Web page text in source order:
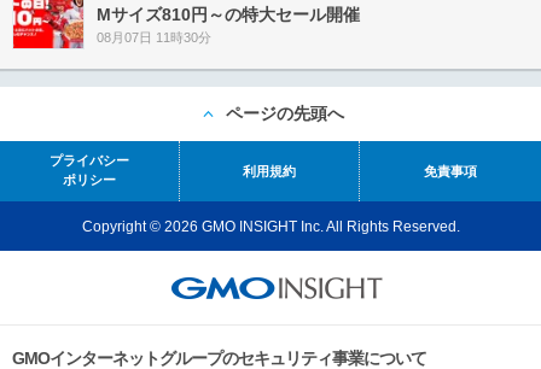
Mサイズ810円～の特大セール開催
08月07日 11時30分
ページの先頭へ
プライバシー
ポリシー
利用規約 免責事項
Copyright © 2026 GMO INSIGHT Inc. All Rights Reserved.
GMOインターネットグループのセキュリティ事業について